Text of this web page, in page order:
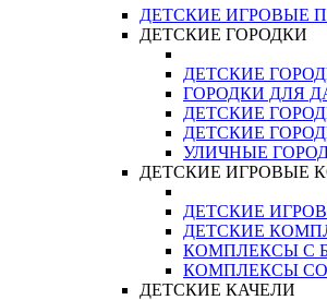
ДЕТСКИЕ ИГРОВЫЕ
ДЕТСКИЕ ГОРОДКИ
ДЕТСКИЕ
ГОРОДКИ ДЛЯ
ДЕТСКИЕ
ДЕТСКИЕ
УЛИЧНЫЕ
ДЕТСКИЕ ИГРОВЫЕ
ДЕТСКИЕ
ДЕТСКИЕ
КОМПЛЕКСЫ С
КОМПЛЕКСЫ
ДЕТСКИЕ КАЧЕЛИ